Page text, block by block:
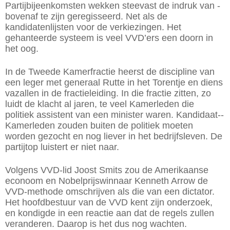
Partijbijeenkomsten wekken steevast de indruk van ­
bovenaf te zijn geregisseerd. Net als de
kandidatenlijsten voor de verkiezingen. Het
gehanteerde systeem is veel VVD’ers een doorn in
het oog.
In de Tweede Kamerfractie heerst de discipline van
een leger met generaal Rutte in het Torentje en diens
vazallen in de fractie­leiding. In die fractie zitten, zo
luidt de klacht al jaren, te veel Kamerleden die
politiek assistent van een ­minister waren. Kandidaat-­
Kamerleden zouden buiten de politiek moeten
worden gezocht en nog liever in het bedrijfsleven. De
partijtop luistert er niet naar.
Volgens VVD-lid Joost Smits zou de Amerikaanse
econoom en Nobelprijswinnaar Kenneth Arrow de
VVD-methode omschrijven als die van een dictator.
Het hoofdbestuur van de VVD kent zijn onderzoek,
en kondigde in een reactie aan dat de regels zullen
veranderen. Daarop is het dus nog wachten.